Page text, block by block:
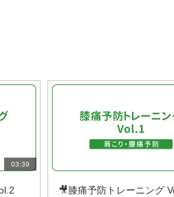
03:39
🎥膝痛予防トレーニング